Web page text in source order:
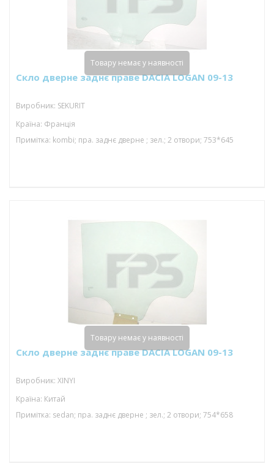
Скло дверне заднє праве DACIA LOGAN 09-13
Виробник: SEKURIT
Країна: Франція
Примітка: kombi; пра. заднє дверне ; зел.; 2 отвори; 753*645
Товару немає у наявності
Скло дверне заднє праве DACIA LOGAN 09-13
Виробник: XINYI
Країна: Китай
Примітка: sedan; пра. заднє дверне ; зел.; 2 отвори; 754*658
Товару немає у наявності